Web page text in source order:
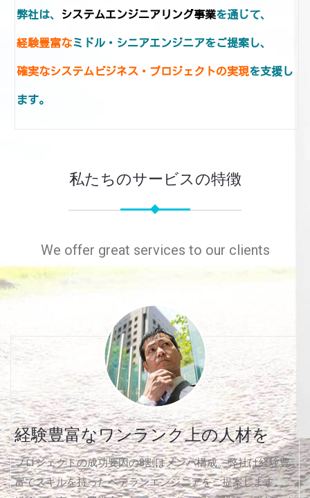
弊社は、 システムエンジニアリング事業を通じて、
経験豊富なミドル・シニアエンジニアをご提案し、
確実なシステムビジネス・プロジェクトの実現を支援し
ます。
私たちのサービスの特徴
We offer great services to our clients
経験豊富なワンランク上の人材を
プロジェクトの成功要因の8割はメンバ構成。弊社は経験豊
富でスキルを持ったベテランエンジニアをご提案します。